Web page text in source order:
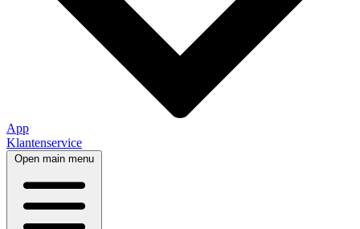
App
Klantenservice
Open main menu